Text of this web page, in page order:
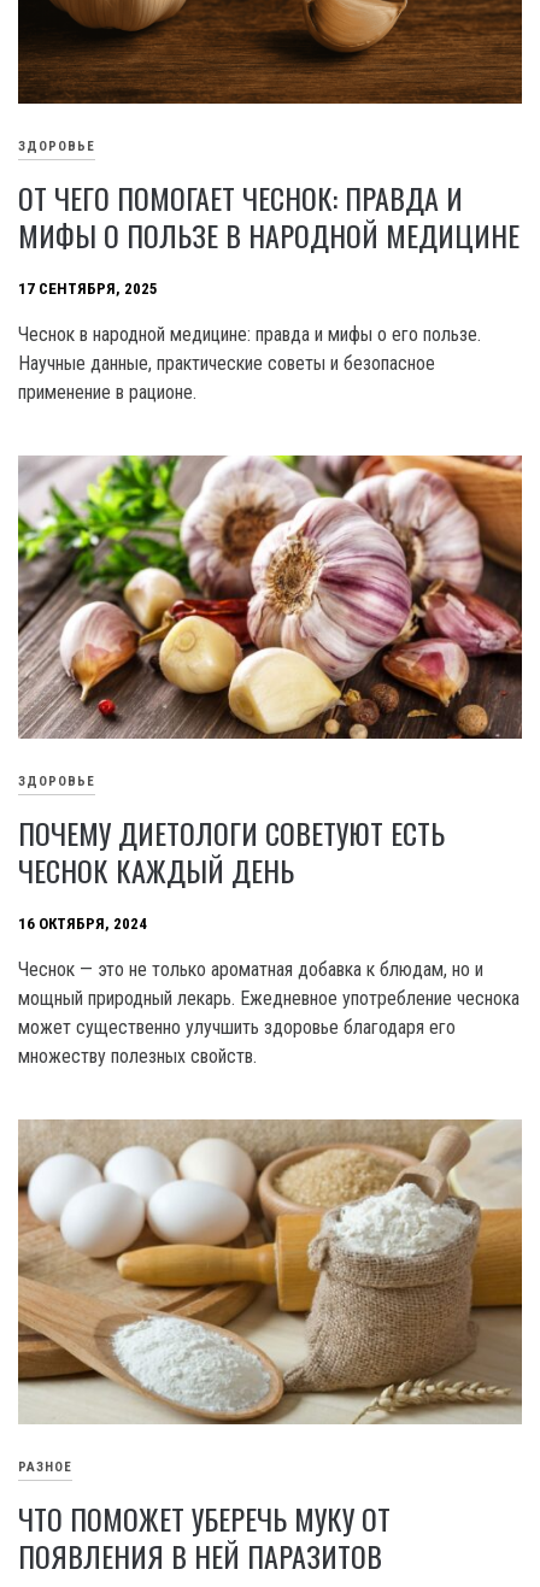
ЗДОРОВЬЕ
ОТ ЧЕГО ПОМОГАЕТ ЧЕСНОК: ПРАВДА И
МИФЫ О ПОЛЬЗЕ В НАРОДНОЙ МЕДИЦИНЕ
17 СЕНТЯБРЯ, 2025
Чеснок в народной медицине: правда и мифы о его пользе.
Научные данные, практические советы и безопасное
применение в рационе.
ЗДОРОВЬЕ
ПОЧЕМУ ДИЕТОЛОГИ СОВЕТУЮТ ЕСТЬ
ЧЕСНОК КАЖДЫЙ ДЕНЬ
16 ОКТЯБРЯ, 2024
Чеснок — это не только ароматная добавка к блюдам, но и
мощный природный лекарь. Ежедневное употребление чеснока
может существенно улучшить здоровье благодаря его
множеству полезных свойств.
РАЗНОЕ
ЧТО ПОМОЖЕТ УБЕРЕЧЬ МУКУ ОТ
ПОЯВЛЕНИЯ В НЕЙ ПАРАЗИТОВ